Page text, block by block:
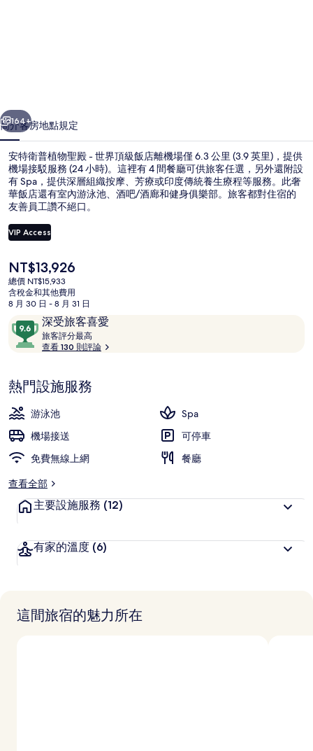
殿
-
世
界
頂
級
店
的
相
片
個 下一個
164+
簡介客房地點規定
安特衛普植物聖殿 - 世界頂級飯店離機場僅 6.3 公里 (3.9 英里)，提供
機場接駁服務 (24 小時)。這裡有 4 間餐廳可供旅客任選，另外還附設
有 Spa，提供深層組織按摩、芳療或印度傳統養生療程等服務。此奢
華飯店還有室內游泳池、酒吧/酒廊和健身俱樂部。旅客都對住宿的
友善員工讚不絕口。
VIP Access
目
前
的
價
是
NT$13,926
NT$13,926
總價 NT$15,933
含稅金和其他費用
8 月 30 日 - 8 月 31 日
評
論
深受旅客喜愛
9.6
分，
滿
10，
深
受
旅
客
喜
旅客評分最高
客
查看 130 則評論
熱門設施服務
游泳池
Spa
機場接送
可停車
免費無線上網
餐廳
查看全部
主要設施服務 (12)
有家的溫度 (6)
這間旅宿的魅力所在